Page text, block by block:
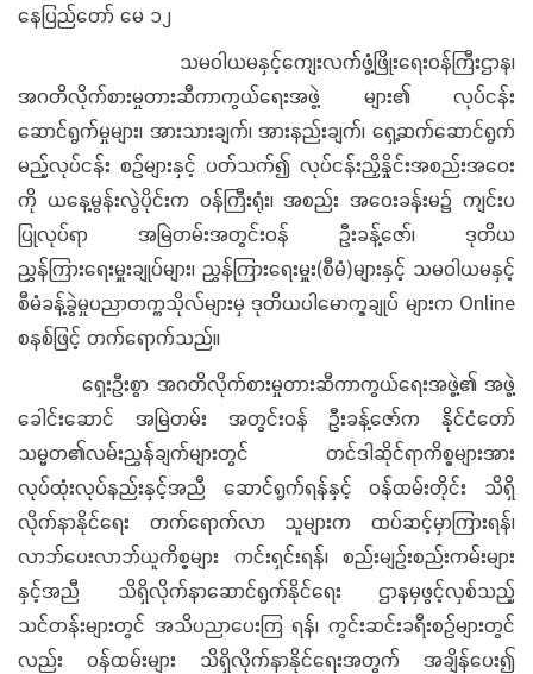
နေပြည်တော် မေ ၁၂
သမဝါယမနှင့်ကျေးလက်ဖွံ့ဖြိုးရေးဝန်ကြီးဌာန၊
အဂတိလိုက်စားမှုတားဆီကာကွယ်ရေးအဖွဲ့ များ၏ လုပ်ငန်း
ဆောင်ရွက်မှုများ၊ အားသားချက်၊ အားနည်းချက်၊ ရှေ့ဆက်ဆောင်ရွက်
မည့်လုပ်ငန်း စဉ်များနှင့် ပတ်သက်၍ လုပ်ငန်းညှိနှိုင်းအစည်းအဝေး
ကို ယနေ့မွန်းလွဲပိုင်းက ဝန်ကြီးရုံး၊ အစည်း အဝေးခန်းမ၌ ကျင်းပ
ပြုလုပ်ရာ အမြဲတမ်းအတွင်းဝန် ဦးခန့်ဇော်၊ ဒုတိယ
ညွှန်ကြားရေးမှူးချုပ်များ၊ ညွှန်ကြားရေးမှူး(စီမံ)များနှင့် သမဝါယမနှင့်
စီမံခန့်ခွဲမှုပညာတက္ကသိုလ်များမှ ဒုတိယပါမောက္ခချုပ် များက Online
စနစ်ဖြင့် တက်ရောက်သည်။
ရှေးဦးစွာ အဂတိလိုက်စားမှုတားဆီကာကွယ်ရေးအဖွဲ့၏ အဖွဲ့
ခေါင်းဆောင် အမြဲတမ်း အတွင်းဝန် ဦးခန့်ဇော်က နိုင်ငံတော်
သမ္မတ၏လမ်းညွှန်ချက်များတွင် တင်ဒါဆိုင်ရာကိစ္စများအား
လုပ်ထုံးလုပ်နည်းနှင့်အညီ ဆောင်ရွက်ရန်နှင့် ဝန်ထမ်းတိုင်း သိရှိ
လိုက်နာနိုင်ရေး တက်ရောက်လာ သူများက ထပ်ဆင့်မှာကြားရန်၊
လာဘ်ပေးလာဘ်ယူကိစ္စများ ကင်းရှင်းရန်၊ စည်းမျဉ်းစည်းကမ်းများ
နှင့်အညီ သိရှိလိုက်နာဆောင်ရွက်နိုင်ရေး ဌာနမှဖွင့်လှစ်သည့်
သင်တန်းများတွင် အသိပညာပေးကြ ရန်၊ ကွင်းဆင်းခရီးစဉ်များတွင်
လည်း ဝန်ထမ်းများ သိရှိလိုက်နာနိုင်ရေးအတွက် အချိန်ပေး၍